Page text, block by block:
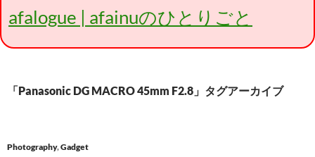
afalogue | afainuのひとりごと
「Panasonic DG MACRO 45mm F2.8」タグアーカイブ
Photography,Gadget